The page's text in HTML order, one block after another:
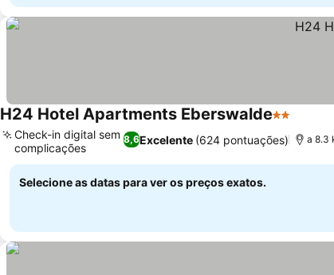
H24 Hotel Apartments Eberswalde2 Estrelas
8,6Excelente (624 pontuações)
Check-in digital sem
complicações
a 8.3
Selecione as datas para ver os preços exatos.